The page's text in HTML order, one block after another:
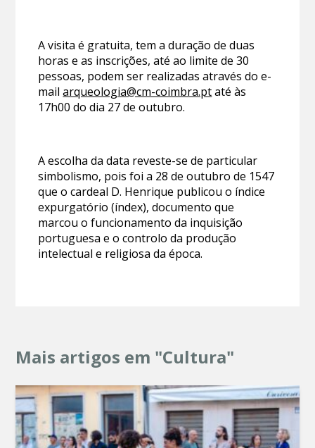
A visita é gratuita, tem a duração de duas
horas e as inscrições, até ao limite de 30
pessoas, podem ser realizadas através do e-
mailarqueologia@cm-coimbra.ptaté às
17h00 do dia 27 de outubro.
A escolha da data reveste-se de particular
simbolismo, pois foi a 28 de outubro de 1547
que o cardeal D. Henrique publicou o índice
expurgatório (índex), documento que
marcou o funcionamento da inquisição
portuguesa e o controlo da produção
intelectual e religiosa da época.
Mais artigos em "Cultura"